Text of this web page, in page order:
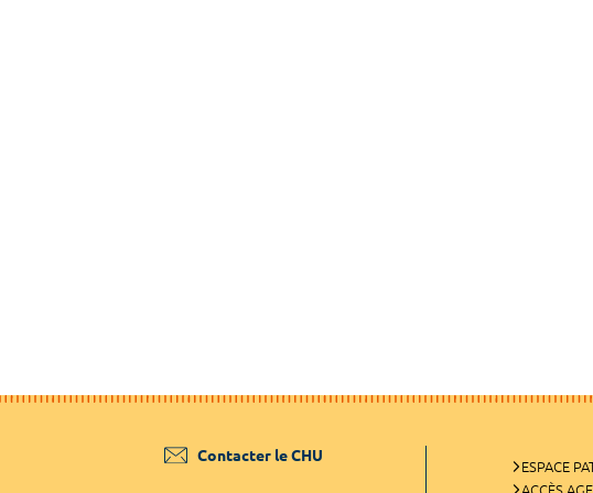
Contacter le CHU
ESPACE
ACCÈS